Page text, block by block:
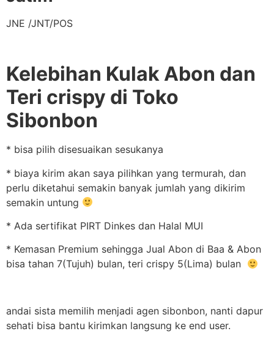
JNE /JNT/POS
Kelebihan Kulak Abon dan
Teri crispy di Toko
Sibonbon
* bisa pilih disesuaikan sesukanya
* biaya kirim akan saya pilihkan yang termurah, dan
perlu diketahui semakin banyak jumlah yang dikirim
semakin untung
* Ada sertifikat PIRT Dinkes dan Halal MUI
* Kemasan Premium sehingga Jual Abon di Baa & Abon
bisa tahan 7(Tujuh) bulan, teri crispy 5(Lima) bulan
andai sista memilih menjadi agen sibonbon, nanti dapur
sehati bisa bantu kirimkan langsung ke end user.